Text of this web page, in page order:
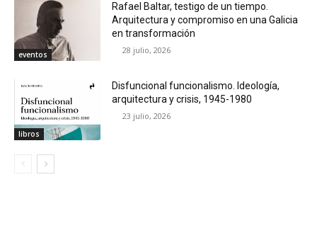
eventos
Rafael Baltar, testigo de un tiempo.
Arquitectura y compromiso en una Galicia
en transformación
28 julio, 2026
libros
Disfuncional funcionalismo. Ideología,
arquitectura y crisis, 1945-1980
23 julio, 2026